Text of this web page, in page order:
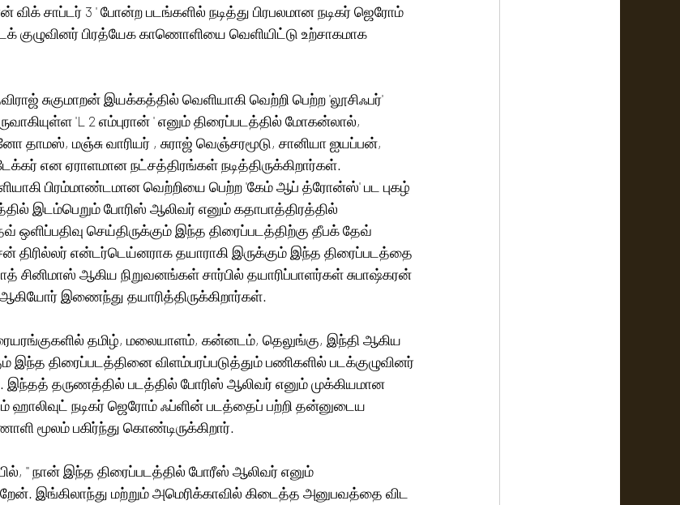
சாப்டர் 3 ' போன்ற படங்களில் நடித்து பிரபலமான நடிகர் ஜெரோம்
குழுவினர் பிரத்யேக காணொளியை வெளியிட்டு உற்சாகமாக
சுகுமாறன் இயக்கத்தில் வெளியாகி வெற்றி பெற்ற 'லூசிஃபர்'
'L 2 எம்புரான் ' எனும் திரைப்படத்தில் மோகன்லால்,
தாமஸ், மஞ்சு வாரியர் , சுராஜ் வெஞ்சரமூடு, சானியா ஐயப்பன்,
என ஏராளமான நட்சத்திரங்கள் நடித்திருக்கிறார்கள்.
பிரம்மாண்டமான வெற்றியை பெற்ற 'கேம் ஆப் த்ரோன்ஸ்' பட புகழ்
இடம்பெறும் போரிஸ் ஆலிவர் எனும் கதாபாத்திரத்தில்
ஒளிப்பதிவு செய்திருக்கும் இந்த திரைப்படத்திற்கு தீபக் தேவ்
திரில்லர் என்டர்டெய்னராக தயாராகி இருக்கும் இந்த திரைப்படத்தை
ஆகிய நிறுவனங்கள் சார்பில் தயாரிப்பாளர்கள் சுபாஷ்கரன்
இணைந்து தயாரித்திருக்கிறார்கள்.
தமிழ், மலையாளம், கன்னடம், தெலுங்கு, இந்தி ஆகிய
இந்த திரைப்படத்தினை விளம்பரப்படுத்தும் பணிகளில் படக்குழுவினர்
இந்தத் தருணத்தில் படத்தில் போரிஸ் ஆலிவர் எனும் முக்கியமான
ஹாலிவுட் நடிகர் ஜெரோம் ஃப்ளின் படத்தைப் பற்றி தன்னுடைய
மூலம் பகிர்ந்து கொண்டிருக்கிறார்.
'' நான் இந்த திரைப்படத்தில் போரீஸ் ஆலிவர் எனும்
இங்கிலாந்து மற்றும் அமெரிக்காவில் கிடைத்த அனுபவத்தை விட